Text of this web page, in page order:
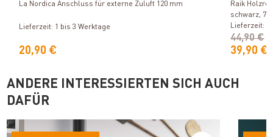
La Nordica Anschluss für externe Zuluft 120 mm
Lieferzeit: 1 bis 3 Werktage
20,90 €
Raik
schwarz, 74
Lieferzeit: 1
39,90 €
44,90 €
ANDERE INTERESSIERTEN SICH AUCH
DAFÜR